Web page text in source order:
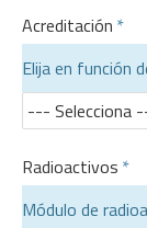
Acreditación
Elija en función
Radioactivos
Módulo de